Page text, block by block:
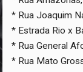
* Rua Joaquim
* Estrada Rio x
* Rua General
* Rua Mato